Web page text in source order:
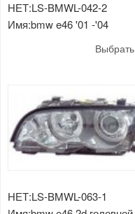
НЕТ:LS-BMWL-042-2
Имя:bmw e46 '01 -'04
Выбрать
НЕТ:LS-BMWL-063-1